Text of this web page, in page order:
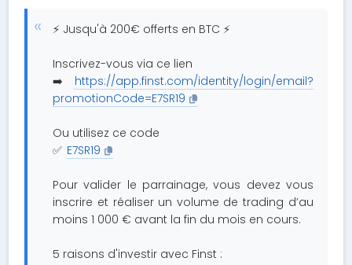
⚡ Jusqu'à 200€ offerts en BTC ⚡
Inscrivez-vous via ce lien
➡️
https://app.finst.com/identity/login/email?
promotionCode=E7SR19
Ou utilisez ce code
✅ E7SR19
Pour valider le parrainage, vous devez vous
inscrire et réaliser un volume de trading d’au
moins 1 000 € avant la fin du mois en cours.
5 raisons d'investir avec Finst :